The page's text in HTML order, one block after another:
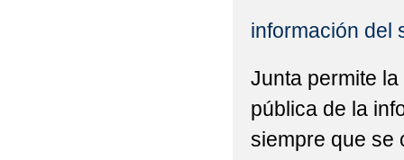
información del
Junta permite
pública de la
siempre que se